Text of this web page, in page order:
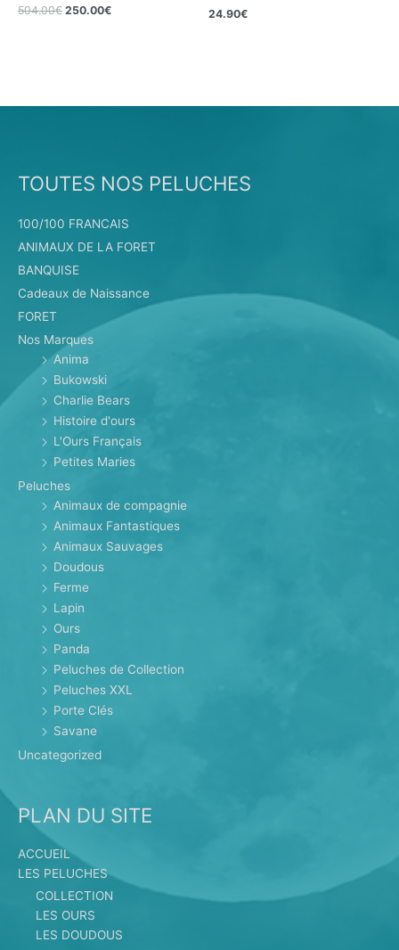
504.00€ 250.00€ 24.90€
TOUTES NOS PELUCHES
100/100 FRANCAIS
ANIMAUX DE LA FORET
BANQUISE
Cadeaux de Naissance
FORET
Nos Marques
Anima
Bukowski
Charlie Bears
Histoire d'ours
L'Ours Français
Petites Maries
Peluches
Animaux de compagnie
Animaux Fantastiques
Animaux Sauvages
Doudous
Ferme
Lapin
Ours
Panda
Peluches de Collection
Peluches XXL
Porte Clés
Savane
Uncategorized
PLAN DU SITE
ACCUEIL
LES PELUCHES
COLLECTION
LES OURS
LES DOUDOUS